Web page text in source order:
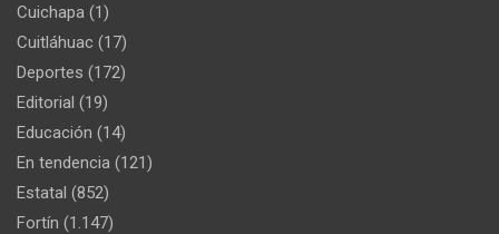
Cuichapa (1)
Cuitláhuac (17)
Deportes (172)
Editorial (19)
Educación (14)
En tendencia (121)
Estatal (852)
Fortín (1.147)